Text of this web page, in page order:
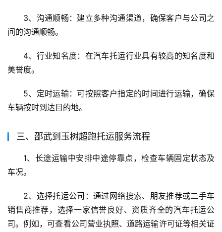
3、沟通顺畅：建立多种沟通渠道，确保客户与公司之
间的沟通顺畅。
4、行业知名度：在汽车托运行业具有较高的知名度和
美誉度。
5、定时运输：可按照客户指定的时间进行运输，确保
车辆按时到达目的地。
三、邵武到玉树超跑托运服务流程
1、长途运输中安排中途停靠点，检查车辆固定状态及
车况。
2、选择托运公司：通过网络搜索、朋友推荐或二手车
销售商推荐，选择一家信誉良好、资质齐全的汽车托运公
司。例如，可查看公司营业执照、道路运输许可证等相关证